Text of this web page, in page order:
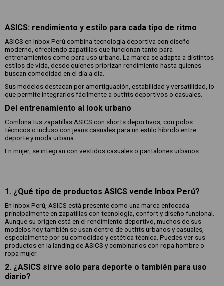
ASICS: rendimiento y estilo para cada tipo de ritmo
ASICS en Inbox Perú combina tecnología deportiva con diseño
moderno, ofreciendo zapatillas que funcionan tanto para
entrenamientos como para uso urbano. La marca se adapta a distintos
estilos de vida, desde quienes priorizan rendimiento hasta quienes
buscan comodidad en el día a día.
Sus modelos destacan por amortiguación, estabilidad y versatilidad, lo
que permite integrarlos fácilmente a outfits deportivos o casuales.
Del entrenamiento al look urbano
Combina tus zapatillas ASICS con shorts deportivos, con polos
técnicos o incluso con jeans casuales para un estilo híbrido entre
deporte y moda urbana.
En mujer, se integran con vestidos casuales o pantalones urbanos.
1. ¿Qué tipo de productos ASICS vende Inbox Perú?
En Inbox Perú, ASICS está presente como una marca enfocada
principalmente en zapatillas con tecnología, confort y diseño funcional.
Aunque su origen está en el rendimiento deportivo, muchos de sus
modelos hoy también se usan dentro de outfits urbanos y casuales,
especialmente por su comodidad y estética técnica. Puedes ver sus
productos en la landing de ASICS y combinarlos con ropa hombre o
ropa mujer.
2. ¿ASICS sirve solo para deporte o también para uso
diario?